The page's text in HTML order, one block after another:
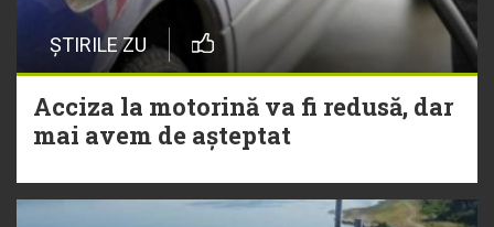
ȘTIRILE ZU
Acciza la motorină va fi redusă, dar
mai avem de așteptat